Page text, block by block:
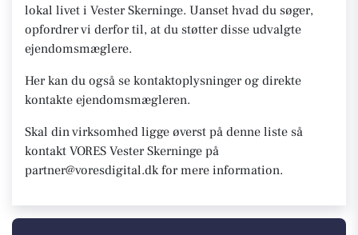
lokal livet i Vester Skerninge. Uanset hvad du søger,
opfordrer vi derfor til, at du støtter disse udvalgte
ejendomsmæglere.
Her kan du også se kontaktoplysninger og direkte
kontakte ejendomsmægleren.
Skal din virksomhed ligge øverst på denne liste så
kontakt VORES Vester Skerninge på
partner@voresdigital.dk for mere information.